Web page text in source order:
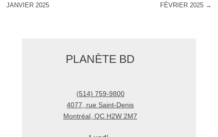
JANVIER 2025
FÉVRIER 2025 →
PLANÈTE BD
(514) 759-9800
4077, rue Saint-Denis
Montréal ,QC H2W 2M7